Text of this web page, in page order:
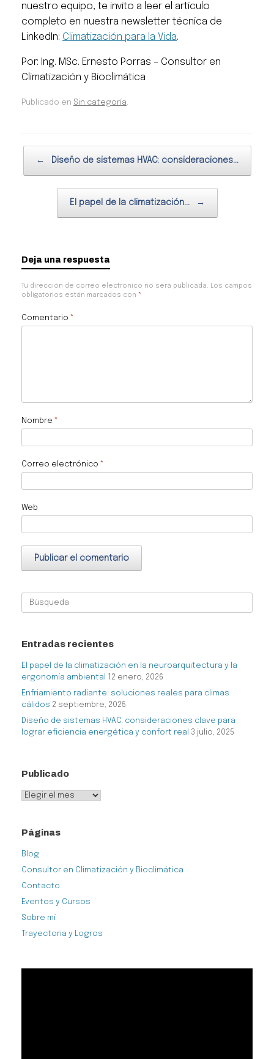
nuestro equipo, te invito a leer el artículo
completo en nuestra newsletter técnica de
LinkedIn: Climatización para la Vida.
Por: Ing. MSc. Ernesto Porras – Consultor en
Climatización y Bioclimática
Publicado en Sin categoría.
←
Diseño de sistemas HVAC: consideraciones…
El papel de la climatización… →
Deja una respuesta
Tu dirección de correo electrónico no será publicada. Los campos
obligatorios están marcados con *
Comentario *
Nombre *
Correo electrónico *
Web
Buscar:
Entradas recientes
El papel de la climatización en la neuroarquitectura y la
ergonomía ambiental
12 enero, 2026
Enfriamiento radiante: soluciones reales para climas
cálidos 2 septiembre, 2025
Diseño de sistemas HVAC: consideraciones clave para
lograr eficiencia energética y confort real
3 julio, 2025
Publicado
Publicado
Páginas
Blog
Consultor en Climatización y Bioclimática
Contacto
Eventos y Cursos
Sobre mí
Trayectoria y Logros